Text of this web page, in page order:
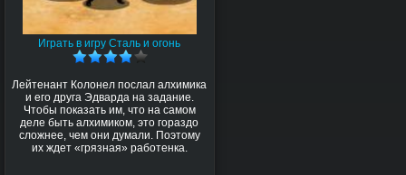
Играть в игру Сталь и огонь
Лейтенант Колонел послал алхимика
и его друга Эдварда на задание.
Чтобы показать им, что на самом
деле быть алхимиком, это гораздо
сложнее, чем они думали. Поэтому
их ждет «грязная» работенка.